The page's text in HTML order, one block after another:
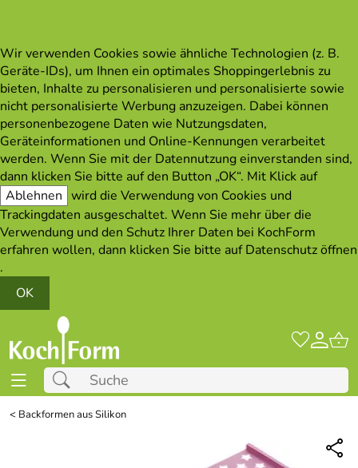
Wir verwenden Cookies sowie ähnliche Technologien (z. B.
Geräte-IDs), um Ihnen ein optimales Shoppingerlebnis zu
bieten, Inhalte zu personalisieren und personalisierte sowie
nicht personalisierte Werbung anzuzeigen. Dabei können
personenbezogene Daten wie Nutzungsdaten,
Geräteinformationen und Online-Kennungen verarbeitet
werden. Wenn Sie mit der Datennutzung einverstanden sind,
dann klicken Sie bitte auf den Button „OK“. Mit Klick auf
Ablehnen wird die Verwendung von Cookies und
Trackingdaten ausgeschaltet. Wenn Sie mehr über die
Verwendung und den Schutz Ihrer Daten bei KochForm
erfahren wollen, dann klicken Sie bitte aufDatenschutz öffnen
.
OK
< Backformen aus Silikon